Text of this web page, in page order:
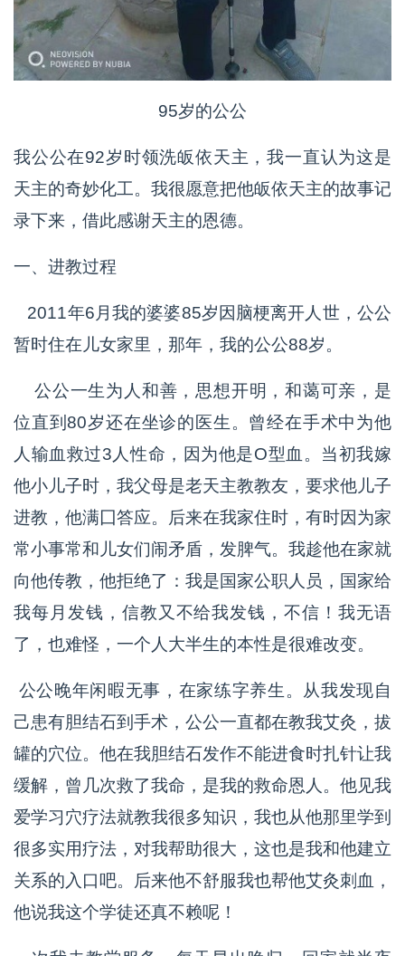
95岁的公公
我公公在92岁时领洗皈依天主，我一直认为这是
天主的奇妙化工。我很愿意把他皈依天主的故事记
录下来，借此感谢天主的恩德。
一、进教过程
2011年6月我的婆婆85岁因脑梗离开人世，公公
暂时住在儿女家里，那年，我的公公88岁。
公公一生为人和善，思想开明，和蔼可亲，是
位直到80岁还在坐诊的医生。曾经在手术中为他
人输血救过3人性命，因为他是O型血。当初我嫁
他小儿子时，我父母是老天主教教友，要求他儿子
进教，他满囗答应。后来在我家住时，有时因为家
常小事常和儿女们闹矛盾，发脾气。我趁他在家就
向他传教，他拒绝了：我是国家公职人员，国家给
我每月发钱，信教又不给我发钱，不信！我无语
了，也难怪，一个人大半生的本性是很难改变。
公公晚年闲暇无事，在家练字养生。从我发现自
己患有胆结石到手术，公公一直都在教我艾灸，拔
罐的穴位。他在我胆结石发作不能进食时扎针让我
缓解，曾几次救了我命，是我的救命恩人。他见我
爱学习穴疗法就教我很多知识，我也从他那里学到
很多实用疗法，对我帮助很大，这也是我和他建立
关系的入口吧。后来他不舒服我也帮他艾灸刺血，
他说我这个学徒还真不赖呢！